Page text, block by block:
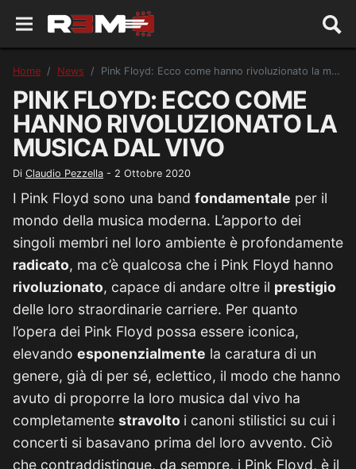
Home News Pink Floyd: Ecco come hanno rivoluzionato la musica dal vivo
PINK FLOYD: ECCO COME
HANNO RIVOLUZIONATO LA
MUSICA DAL VIVO
Di Claudio Pezzella - 2 Ottobre 2020
I Pink Floyd sono una band fondamentale per il
mondo della musica moderna. L’apporto dei
singoli membri nel loro ambiente è profondamente
radicato, ma c’è qualcosa che i Pink Floyd hanno
rivoluzionato, capace di andare oltre il prestigio
delle loro straordinarie carriere. Per quanto
l’opera dei Pink Floyd possa essere iconica,
elevando esponenzialmente la caratura di un
genere, già di per sé, eclettico, il modo che hanno
avuto di proporre la loro musica dal vivo ha
completamente stravolto i canoni stilistici su cui i
concerti si basavano prima del loro avvento. Ciò
che contraddistingue, da sempre, i Pink Floyd, è il